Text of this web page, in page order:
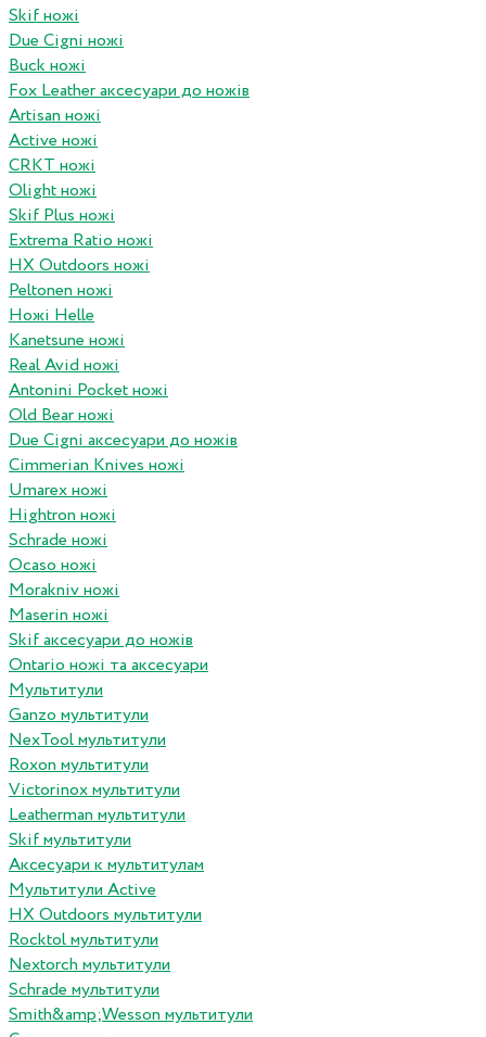
Skif ножі
Due Cigni ножі
Buck ножі
Fox Leather аксесуари до ножів
Artisan ножі
Active ножі
CRKT ножі
Olight ножі
Skif Plus ножі
Extrema Ratio ножі
HX Outdoors ножі
Peltonen ножі
Ножі Helle
Kanetsune ножі
Real Avid ножі
Antonini Pocket ножі
Old Bear ножі
Due Cigni аксесуари до ножів
Cimmerian Knives ножі
Umarex ножі
Hightron ножі
Schrade ножі
Ocaso ножі
Morakniv ножі
Maserin ножі
Skif аксесуари до ножів
Ontario ножі та аксесуари
Мультитули
Ganzo мультитули
NexTool мультитули
Roxon мультитули
Victorinox мультитули
Leatherman мультитули
Skif мультитули
Аксесуари к мультитулам
Мультитули Active
HX Outdoors мультитули
Rocktol мультитули
Nextorch мультитули
Schrade мультитули
Smith&amp;Wesson мультитули